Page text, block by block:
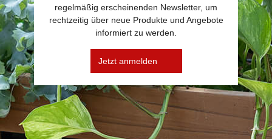
regelmäßig erscheinenden Newsletter, um
rechtzeitig über neue Produkte und Angebote
informiert zu werden.
Jetzt anmelden